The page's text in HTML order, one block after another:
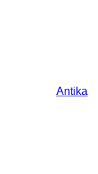
Antika